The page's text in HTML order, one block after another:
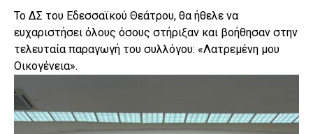
Το ΔΣ του Εδεσσαϊκού Θεάτρου, θα ήθελε να
ευχαριστήσει όλους όσους στήριξαν και βοήθησαν στην
τελευταία παραγωγή του συλλόγου: «Λατρεμένη μου
Οικογένεια».